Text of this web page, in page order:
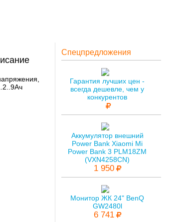
Спецпредложения
Гарантия лучших цен -
всегда дешевле, чем у
конкурентов
Аккумулятор внешний
Power Bank Xiaomi Mi
Power Bank 3 PLM18ZM
(VXN4258CN)
1 950
Монитор ЖК 24" BenQ
GW2480l
6 741